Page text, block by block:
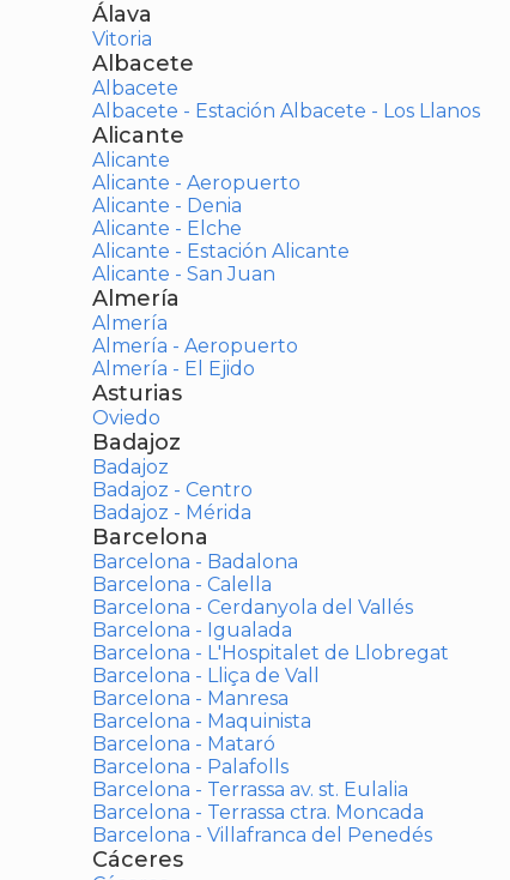
Álava
Vitoria
Albacete
Albacete
Albacete - Estación Albacete - Los Llanos
Alicante
Alicante
Alicante - Aeropuerto
Alicante - Denia
Alicante - Elche
Alicante - Estación Alicante
Alicante - San Juan
Almería
Almería
Almería - Aeropuerto
Almería - El Ejido
Asturias
Oviedo
Badajoz
Badajoz
Badajoz - Centro
Badajoz - Mérida
Barcelona
Barcelona - Badalona
Barcelona - Calella
Barcelona - Cerdanyola del Vallés
Barcelona - Igualada
Barcelona - L'Hospitalet de Llobregat
Barcelona - Lliça de Vall
Barcelona - Manresa
Barcelona - Maquinista
Barcelona - Mataró
Barcelona - Palafolls
Barcelona - Terrassa av. st. Eulalia
Barcelona - Terrassa ctra. Moncada
Barcelona - Villafranca del Penedés
Cáceres